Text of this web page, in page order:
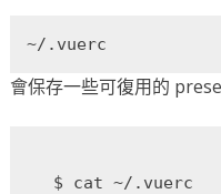
~/.vuerc
會保存一些可復用的
$ cat ~/.vuerc